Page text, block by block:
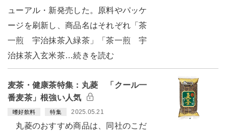
ューアル・新発売した。原料やパッケ
ージを刷新し、商品名はそれぞれ「茶
一煎 宇治抹茶入緑茶」「茶一煎 宇
治抹茶入玄米茶…続きを読む
麦茶・健康茶特集：丸菱 「クール一
番麦茶」根強い人気
嗜好飲料 特集 2025.05.21
丸菱のおすすめ商品は、同社のこだ